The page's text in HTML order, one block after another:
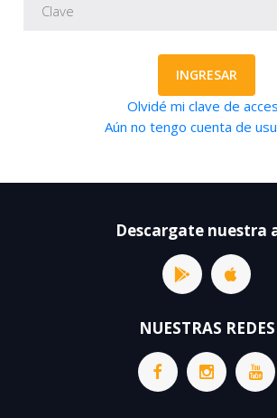
INGRESAR
Olvidé mi clave de
Aún no tengo cuenta de
Descargate nuestra
NUESTRAS REDES